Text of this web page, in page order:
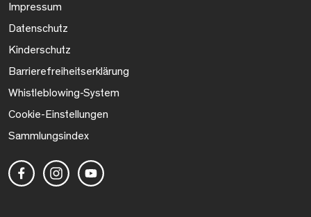
Impressum
Datenschutz
Kinderschutz
Barrierefreiheitserklärung
Whistleblowing-System
Cookie-Einstellungen
Sammlungsindex